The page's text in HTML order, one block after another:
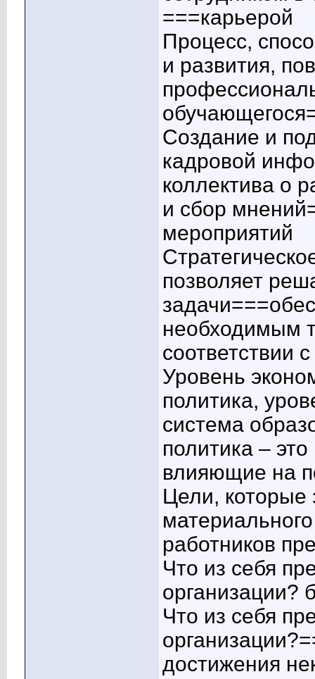
===карьерой
Процесс,
и развития,
Создание и
кадровой
коллектива о
и сбор
мероприятий
позволяет
необходимым
соответствии
Уровень
политика,
система
политика –
влияющие на
Цели, которые
работников
Что из себя
организации?
Что из себя
достижения